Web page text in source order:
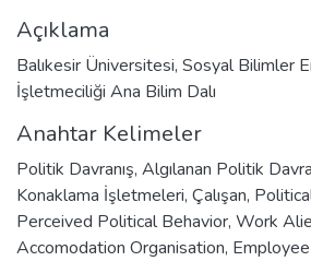
Açıklama
Balıkesir Üniversitesi, Sosyal Bilimler
İşletmeciliği Ana Bilim Dalı
Anahtar Kelimeler
Politik Davranış, Algılanan Politik
Konaklama İşletmeleri, Çalışan,
Perceived Political Behavior, Work
Accomodation Organisation, Employee